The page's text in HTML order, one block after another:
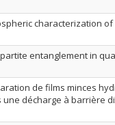
characterization
entanglement in
de films minces
une décharge à barrière